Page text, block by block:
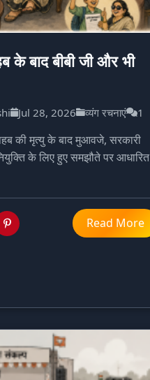
के बाद बीबी जी और भी
Jul 28, 2026 व्यंग रचनाएं 1
की मृत्यु के बाद मुआवजे, सरकारी
के लिए हुए समझौते पर आधारित
Read More